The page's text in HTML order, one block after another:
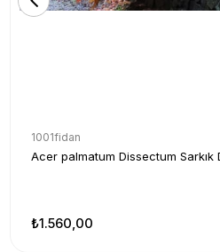
1001fidan
Acer palmatum Dissectum Sarkık
₺1.560,00